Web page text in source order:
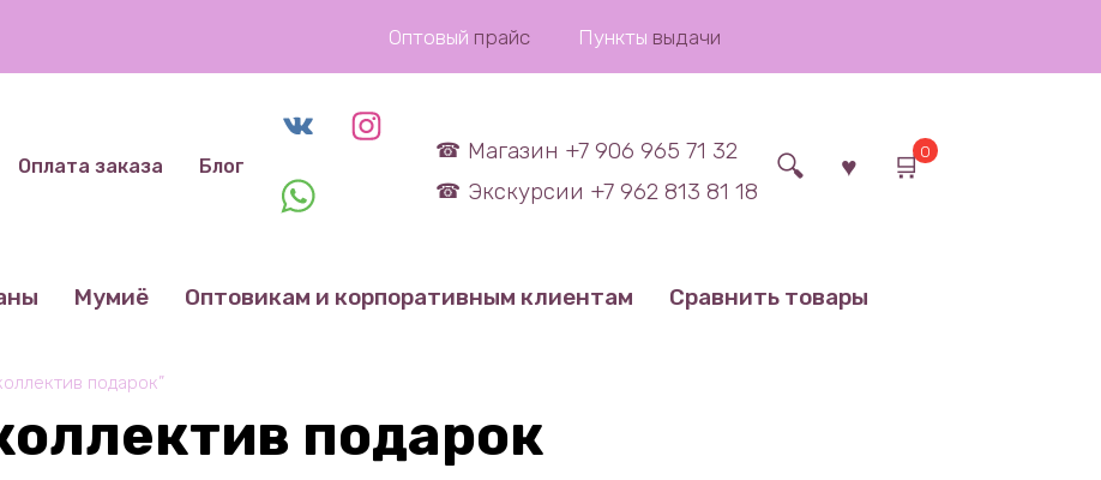
Оптовый прайс Пункты выдачи
Оплата заказа Блог
Магазин +7 906 965 71 32
Экскурсии +7 962 813 81 18
0
Мумиё Оптовикам и корпоративным клиентам Сравнить товары
подарок”
подарок